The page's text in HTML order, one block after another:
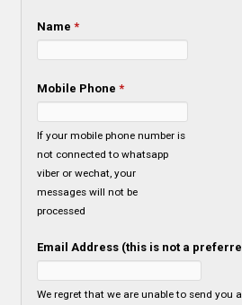
Name*
Mobile Phone*
If your mobile phone number is
not connected to whatsapp
viber or wechat, your
messages will not be
processed
Email Address (this is not a
We regret that we are unable to send you a confirmation email,